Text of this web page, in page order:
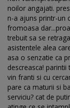
noilor angajati.
n-a ajuns printr-un
fromoasa
trebuit sa se
asistentele alea
asa o senzatie ca
descreasca!
vin franti si cu
pare ca maturii si
serviciu? cat de